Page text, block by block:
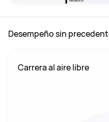
Desempeño sin
Carrera al aire libre